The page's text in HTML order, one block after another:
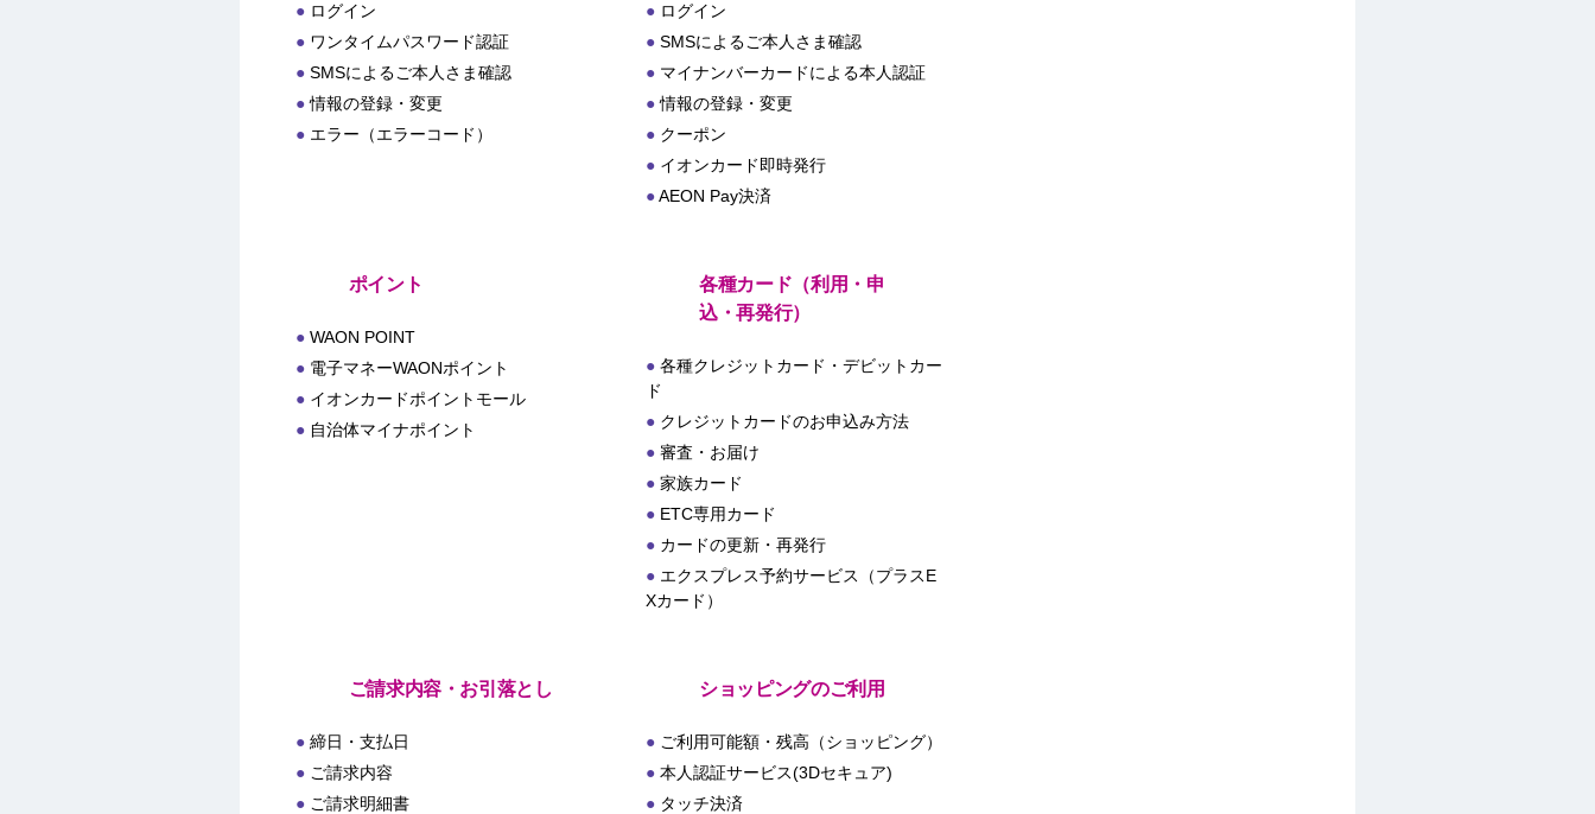
ログイン
ワンタイムパスワード認証
SMSによるご本人さま確認
情報の登録・変更
エラー（エラーコード）
ログイン
SMSによるご本人さま確認
マイナンバーカードによる本人認証
情報の登録・変更
クーポン
イオンカード即時発行
AEON Pay決済
ポイント
WAON POINT
電子マネーWAONポイント
イオンカードポイントモール
自治体マイナポイント
各種カード（利用・申
込・再発行）
各種クレジットカード・デビットカー
ド
クレジットカードのお申込み方法
審査・お届け
家族カード
ETC専用カード
カードの更新・再発行
エクスプレス予約サービス（プラスE
Xカード）
ご請求内容・お引落とし
締日・支払日
ご請求内容
ご請求明細書
ショッピングのご利用
ご利用可能額・残高（ショッピング）
本人認証サービス(3Dセキュア)
タッチ決済